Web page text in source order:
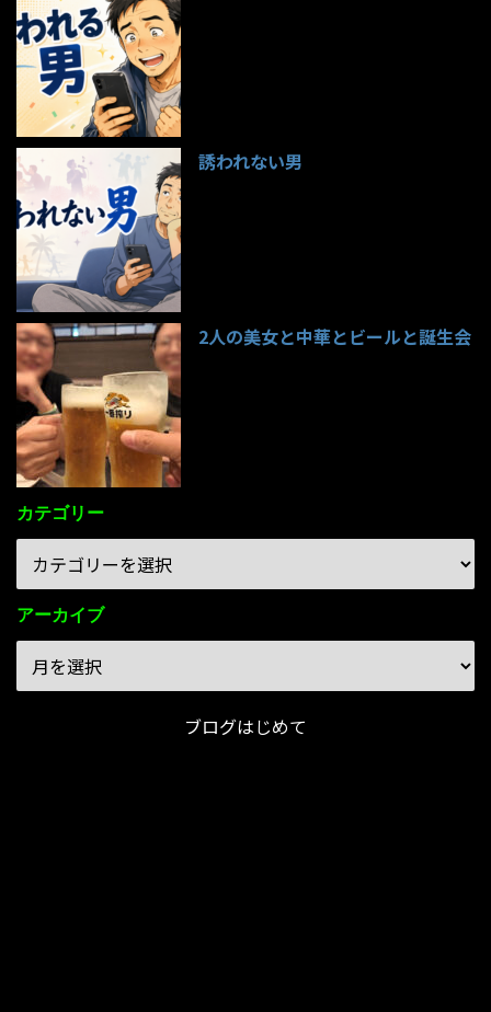
誘われない男
2人の美女と中華とビールと誕生会
カテゴリー
アーカイブ
ブログはじめて